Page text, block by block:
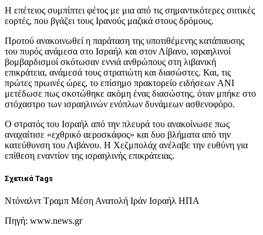
Η επέτειος συμπίπτει φέτος με μια από τις σημαντικότερες σιιτικές
εορτές, που βγάζει τους Ιρανούς μαζικά στους δρόμους.
Προτού ανακοινωθεί η παράταση της υποτιθέμενης κατάπαυσης
του πυρός ανάμεσα στο Ισραήλ και στον Λίβανο, ισραηλινοί
βομβαρδισμοί σκότωσαν εννιά ανθρώπους στη λιβανική
επικράτεια, ανάμεσά τους στρατιώτη και διασώστες. Και, τις
πρώτες πρωινές ώρες, το επίσημο πρακτορείο ειδήσεων ANI
μετέδωσε πως σκοτώθηκε ακόμη ένας διασώστης, όταν μπήκε στο
στόχαστρο των ισραηλινών ενόπλων δυνάμεων ασθενοφόρο.
Ο στρατός του Ισραήλ από την πλευρά του ανακοίνωσε πως
αναχαίτισε «εχθρικό αεροσκάφος» και δυο βλήματα από την
κατεύθυνση του Λιβάνου. Η Χεζμπολάχ ανέλαβε την ευθύνη για
επίθεση εναντίον της ισραηλινής επικράτειας.
Σχετικά Tags
Ντόναλντ Τραμπ Μέση Ανατολή Ιράν Ισραήλ ΗΠΑ
Πηγή: www.news.gr